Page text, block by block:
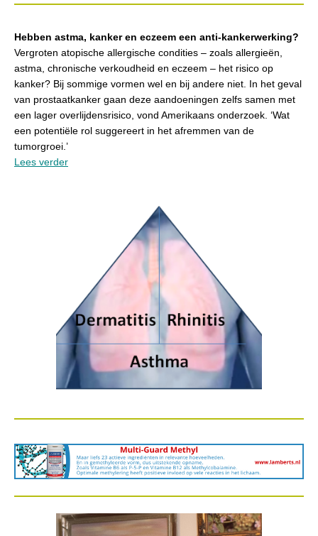
Hebben astma, kanker en eczeem een anti-kankerwerking?
Vergroten atopische allergische condities – zoals allergieën,
astma, chronische verkoudheid en eczeem – het risico op
kanker? Bij sommige vormen wel en bij andere niet. In het geval
van prostaatkanker gaan deze aandoeningen zelfs samen met
een lager overlijdensrisico, vond Amerikaans onderzoek. ‘Wat
een potentiële rol suggereert in het afremmen van de
tumorgroei.’
Lees verder